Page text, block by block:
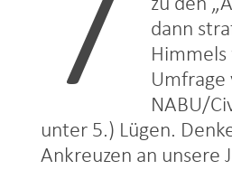
7
zu den
dann
Umfrage
NABU/
unter 5.) Lügen.
Ankreuzen an unsere